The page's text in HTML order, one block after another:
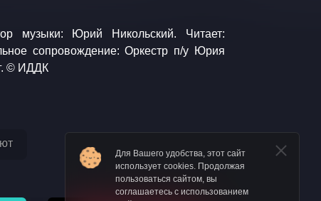
Никольского. Запись 1949 г. © ИДДК
Для Вашего удобства, этот сайт
использует cookies. Продолжая
пользоваться сайтом, вы
соглашаетесь с использованием